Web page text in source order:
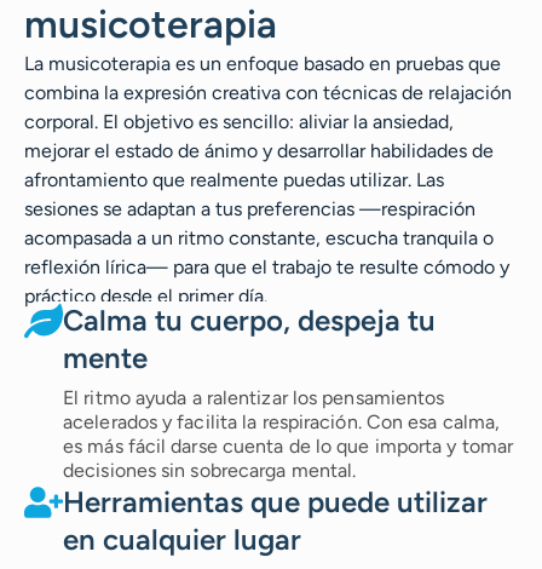
musicoterapia
La musicoterapia es un enfoque basado en pruebas que
combina la expresión creativa con técnicas de relajación
corporal. El objetivo es sencillo: aliviar la ansiedad,
mejorar el estado de ánimo y desarrollar habilidades de
afrontamiento que realmente puedas utilizar. Las
sesiones se adaptan a tus preferencias —respiración
acompasada a un ritmo constante, escucha tranquila o
reflexión lírica— para que el trabajo te resulte cómodo y
práctico desde el primer día.
Calma tu cuerpo, despeja tu
mente
El ritmo ayuda a ralentizar los pensamientos
acelerados y facilita la respiración. Con esa calma,
es más fácil darse cuenta de lo que importa y tomar
decisiones sin sobrecarga mental.
Herramientas que puede utilizar
en cualquier lugar